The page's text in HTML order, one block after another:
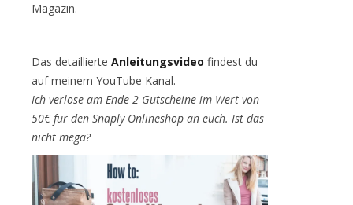
Magazin.
Das detaillierte Anleitungsvideo findest du
auf meinem YouTube Kanal.
Ich verlose am Ende 2 Gutscheine im Wert von
50€ für den Snaply Onlineshop an euch. Ist das
nicht mega?